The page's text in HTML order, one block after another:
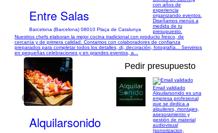
Entre Salas
Barcelona (Barcelona) 08010 Plaça de Catalunya
con años de
experiencia
organizando eventos.
Diseñamos menús a
medida de tu
presupuesto.
Nuestros chefs elaboran la mejor cocina tradicional con producto fresco, de
cercanía y de primera calidad. Contamos con colaboradores de confianza
preparados para completar todos los detalles, dj, decoración, fotografía... Servimos
en pequeñas celebraciones y en grandes eventos, a...
1/5
Pedir presupuesto
Alquilarsonido
Email validado
Alquilarsonido es una
empresa profesional
que se dedica a
alquileres, montajes,
asesoramiento y
gestión de material
audiovisual
(sonorizacion,